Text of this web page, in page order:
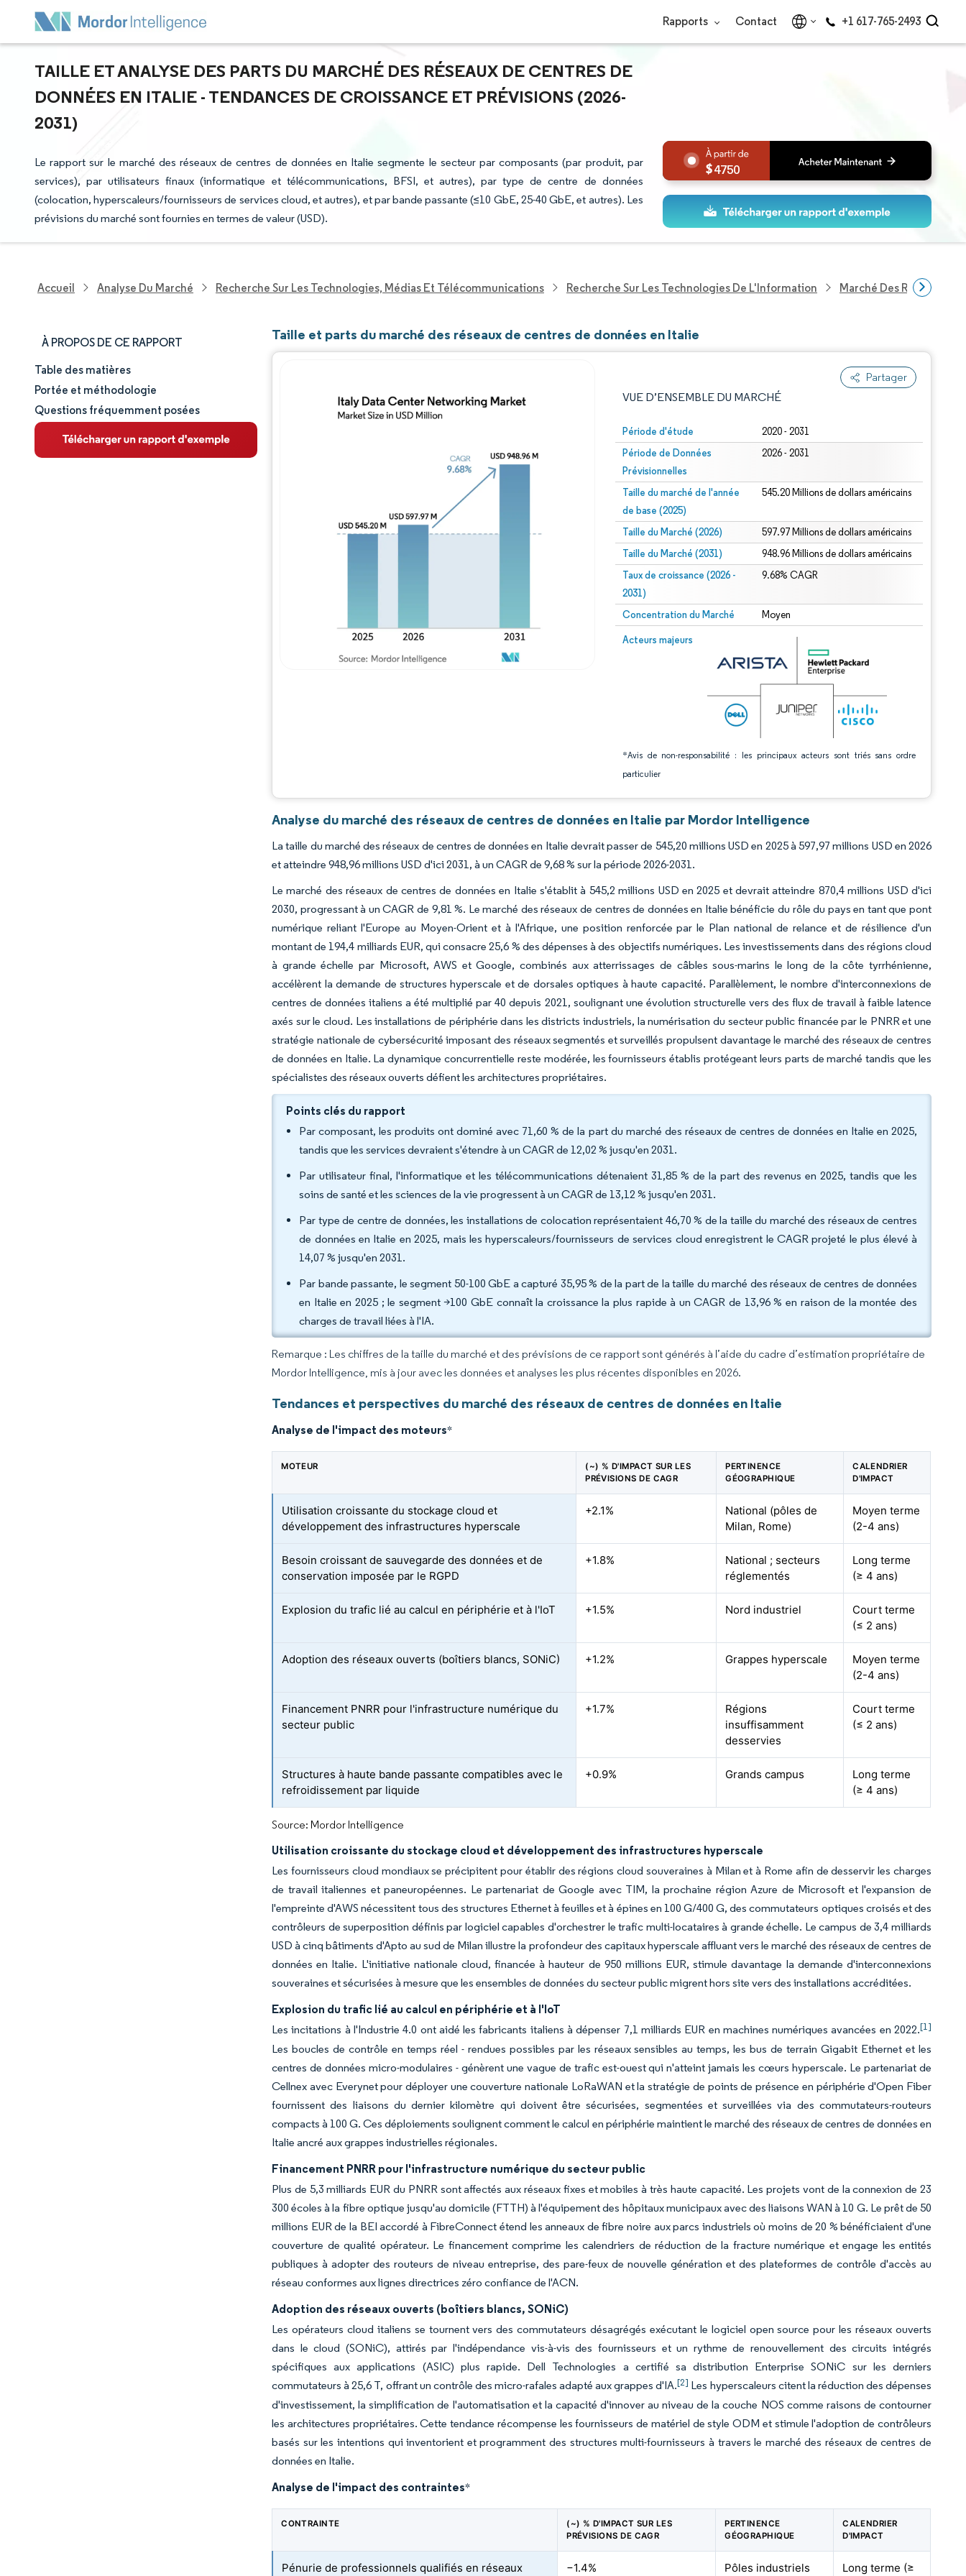
Rapports Contact +1 617-765-2493
TAILLE ET ANALYSE DES PARTS DU MARCHÉ DES RÉSEAUX DE CENTRES DE
DONNÉES EN ITALIE - TENDANCES DE CROISSANCE ET PRÉVISIONS (2026-
2031)
Le rapport sur le marché des réseaux de centres de données en Italie segmente le secteur par composants (par produit, par
services), par utilisateurs finaux (informatique et télécommunications, BFSI, et autres), par type de centre de données
(colocation, hyperscaleurs/fournisseurs de services cloud, et autres), et par bande passante (≤10 GbE, 25-40 GbE, et autres). Les
prévisions du marché sont fournies en termes de valeur (USD).
4750
Accueil Analyse Du Marché Recherche Sur Les Technologies, Médias Et Télécommunications Recherche Sur Les Technologies De L'Information Marché Des Réseaux
À PROPOS DE CE RAPPORT
Taille et part de marché
Analyse du marché
Tendances et perspectives
Table des matières
Portée et méthodologie
Questions fréquemment posées
Taille et parts du marché des réseaux de centres de données en Italie
Partager
VUE D’ENSEMBLE DU MARCHÉ
Période d'étude 2020 - 2031
Période de Données
Prévisionnelles
2026 - 2031
Taille du marché de l'année
de base (2025)
545.20 Millions de dollars américains
Taille du Marché (2026) 597.97 Millions de dollars américains
Taille du Marché (2031) 948.96 Millions de dollars américains
Taux de croissance (2026 -
2031)
9.68% CAGR
Concentration du Marché Moyen
Acteurs majeurs
*Avis de non-responsabilité : les principaux acteurs sont triés sans ordre
particulier
Image © Mordor Intelligence. La réutilisation nécessite une attribution sous CC BY 4.0.
Image © Mordor Intelligence. La réutilisation nécessite une attribution sous CC BY 4.0.
Analyse du marché des réseaux de centres de données en Italie par Mordor Intelligence
La taille du marché des réseaux de centres de données en Italie devrait passer de 545,20 millions USD en 2025 à 597,97 millions USD en 2026
et atteindre 948,96 millions USD d'ici 2031, à un CAGR de 9,68 % sur la période 2026-2031.
Le marché des réseaux de centres de données en Italie s'établit à 545,2 millions USD en 2025 et devrait atteindre 870,4 millions USD d'ici
2030, progressant à un CAGR de 9,81 %. Le marché des réseaux de centres de données en Italie bénéficie du rôle du pays en tant que pont
numérique reliant l'Europe au Moyen-Orient et à l'Afrique, une position renforcée par le Plan national de relance et de résilience d'un
montant de 194,4 milliards EUR, qui consacre 25,6 % des dépenses à des objectifs numériques. Les investissements dans des régions cloud
à grande échelle par Microsoft, AWS et Google, combinés aux atterrissages de câbles sous-marins le long de la côte tyrrhénienne,
accélèrent la demande de structures hyperscale et de dorsales optiques à haute capacité. Parallèlement, le nombre d'interconnexions de
centres de données italiens a été multiplié par 40 depuis 2021, soulignant une évolution structurelle vers des flux de travail à faible latence
axés sur le cloud. Les installations de périphérie dans les districts industriels, la numérisation du secteur public financée par le PNRR et une
stratégie nationale de cybersécurité imposant des réseaux segmentés et surveillés propulsent davantage le marché des réseaux de centres
de données en Italie. La dynamique concurrentielle reste modérée, les fournisseurs établis protégeant leurs parts de marché tandis que les
spécialistes des réseaux ouverts défient les architectures propriétaires.
Points clés du rapport
Par composant, les produits ont dominé avec 71,60 % de la part du marché des réseaux de centres de données en Italie en 2025,
tandis que les services devraient s'étendre à un CAGR de 12,02 % jusqu'en 2031.
Par utilisateur final, l'informatique et les télécommunications détenaient 31,85 % de la part des revenus en 2025, tandis que les
soins de santé et les sciences de la vie progressent à un CAGR de 13,12 % jusqu'en 2031.
Par type de centre de données, les installations de colocation représentaient 46,70 % de la taille du marché des réseaux de centres
de données en Italie en 2025, mais les hyperscaleurs/fournisseurs de services cloud enregistrent le CAGR projeté le plus élevé à
14,07 % jusqu'en 2031.
Par bande passante, le segment 50-100 GbE a capturé 35,95 % de la part de la taille du marché des réseaux de centres de données
en Italie en 2025 ; le segment >100 GbE connaît la croissance la plus rapide à un CAGR de 13,96 % en raison de la montée des
charges de travail liées à l'IA.
Remarque : Les chiffres de la taille du marché et des prévisions de ce rapport sont générés à l’aide du cadre d’estimation propriétaire de
Mordor Intelligence, mis à jour avec les données et analyses les plus récentes disponibles en 2026.
Tendances et perspectives du marché des réseaux de centres de données en Italie
Analyse de l'impact des moteurs*
MOTEUR
(~) % D'IMPACT SUR LES
PRÉVISIONS DE CAGR
PERTINENCE
GÉOGRAPHIQUE
CALENDRIER
D'IMPACT
Utilisation croissante du stockage cloud et
développement des infrastructures hyperscale
+2.1%
National (pôles de
Milan, Rome)
Moyen terme
(2-4 ans)
Besoin croissant de sauvegarde des données et de
conservation imposée par le RGPD
+1.8%
National ; secteurs
réglementés
Long terme
(≥ 4 ans)
Explosion du trafic lié au calcul en périphérie et à l'IoT +1.5% Nord industriel
Court terme
(≤ 2 ans)
Adoption des réseaux ouverts (boîtiers blancs, SONiC) +1.2% Grappes hyperscale
Moyen terme
(2-4 ans)
Financement PNRR pour l'infrastructure numérique du
secteur public
+1.7%
Régions
insuffisamment
desservies
Court terme
(≤ 2 ans)
Structures à haute bande passante compatibles avec le
refroidissement par liquide
+0.9% Grands campus
Long terme
(≥ 4 ans)
Source: Mordor Intelligence
Utilisation croissante du stockage cloud et développement des infrastructures hyperscale
Les fournisseurs cloud mondiaux se précipitent pour établir des régions cloud souveraines à Milan et à Rome afin de desservir les charges
de travail italiennes et paneuropéennes. Le partenariat de Google avec TIM, la prochaine région Azure de Microsoft et l'expansion de
l'empreinte d'AWS nécessitent tous des structures Ethernet à feuilles et à épines en 100 G/400 G, des commutateurs optiques croisés et des
contrôleurs de superposition définis par logiciel capables d'orchestrer le trafic multi-locataires à grande échelle. Le campus de 3,4 milliards
USD à cinq bâtiments d'Apto au sud de Milan illustre la profondeur des capitaux hyperscale affluant vers le marché des réseaux de centres de
données en Italie. L'initiative nationale cloud, financée à hauteur de 950 millions EUR, stimule davantage la demande d'interconnexions
souveraines et sécurisées à mesure que les ensembles de données du secteur public migrent hors site vers des installations accréditées.
Explosion du trafic lié au calcul en périphérie et à l'IoT
Les incitations à l'Industrie 4.0 ont aidé les fabricants italiens à dépenser 7,1 milliards EUR en machines numériques avancées en 2022.[1]
Les boucles de contrôle en temps réel - rendues possibles par les réseaux sensibles au temps, les bus de terrain Gigabit Ethernet et les
centres de données micro-modulaires - génèrent une vague de trafic est-ouest qui n'atteint jamais les cœurs hyperscale. Le partenariat de
Cellnex avec Everynet pour déployer une couverture nationale LoRaWAN et la stratégie de points de présence en périphérie d'Open Fiber
fournissent des liaisons du dernier kilomètre qui doivent être sécurisées, segmentées et surveillées via des commutateurs-routeurs
compacts à 100 G. Ces déploiements soulignent comment le calcul en périphérie maintient le marché des réseaux de centres de données en
Italie ancré aux grappes industrielles régionales.
Financement PNRR pour l'infrastructure numérique du secteur public
Plus de 5,3 milliards EUR du PNRR sont affectés aux réseaux fixes et mobiles à très haute capacité. Les projets vont de la connexion de 23
300 écoles à la fibre optique jusqu'au domicile (FTTH) à l'équipement des hôpitaux municipaux avec des liaisons WAN à 10 G. Le prêt de 50
millions EUR de la BEI accordé à FibreConnect étend les anneaux de fibre noire aux parcs industriels où moins de 20 % bénéficiaient d'une
couverture de qualité opérateur. Le financement comprime les calendriers de réduction de la fracture numérique et engage les entités
publiques à adopter des routeurs de niveau entreprise, des pare-feux de nouvelle génération et des plateformes de contrôle d'accès au
réseau conformes aux lignes directrices zéro confiance de l'ACN.
Adoption des réseaux ouverts (boîtiers blancs, SONiC)
Les opérateurs cloud italiens se tournent vers des commutateurs désagrégés exécutant le logiciel open source pour les réseaux ouverts
dans le cloud (SONiC), attirés par l'indépendance vis-à-vis des fournisseurs et un rythme de renouvellement des circuits intégrés
spécifiques aux applications (ASIC) plus rapide. Dell Technologies a certifié sa distribution Enterprise SONiC sur les derniers
commutateurs à 25,6 T, offrant un contrôle des micro-rafales adapté aux grappes d'IA.[2] Les hyperscaleurs citent la réduction des dépenses
d'investissement, la simplification de l'automatisation et la capacité d'innover au niveau de la couche NOS comme raisons de contourner
les architectures propriétaires. Cette tendance récompense les fournisseurs de matériel de style ODM et stimule l'adoption de contrôleurs
basés sur les intentions qui inventorient et programment des structures multi-fournisseurs à travers le marché des réseaux de centres de
données en Italie.
Analyse de l'impact des contraintes*
CONTRAINTE
(~) % D'IMPACT SUR LES
PRÉVISIONS DE CAGR
PERTINENCE
GÉOGRAPHIQUE
CALENDRIER
D'IMPACT
Pénurie de professionnels qualifiés en réseaux −1.4% Pôles industriels Long terme (≥